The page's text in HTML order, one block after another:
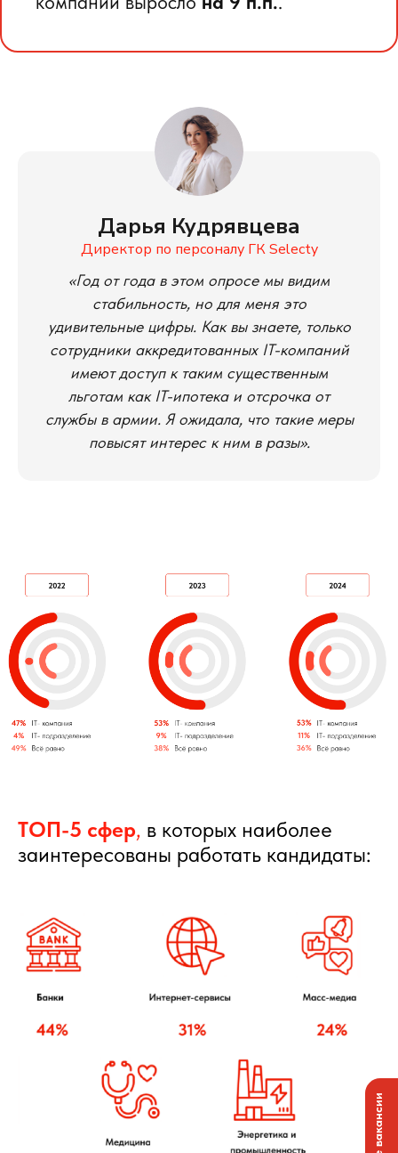
Дарья Кудрявцева
Директор по персоналу ГК Selecty
«Год от года в этом опросе мы видим
стабильность, но для меня это
удивительные цифры. Как вы знаете, только
сотрудники аккредитованных IT-компаний
имеют доступ к таким существенным
льготам как IT-ипотека и отсрочка от
службы в армии. Я ожидала, что такие меры
повысят интерес к ним в разы».
ТОП-5 сфер, в которых наиболее
заинтересованы работать кандидаты: